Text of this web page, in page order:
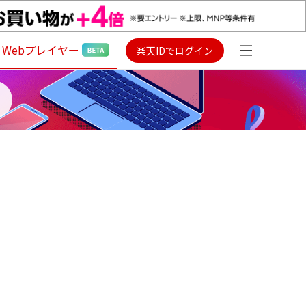
Webプレイヤー 楽天IDでログイン